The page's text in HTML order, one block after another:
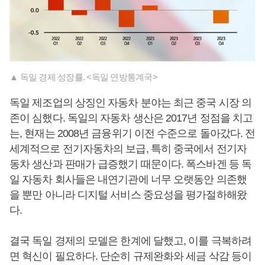
▲ 독일 경제 성장률. <독일 연방통계국>
독일 제조업의 상징인 자동차 분야는 최근 중국 시장 의
존이 심했다. 독일의 자동차 생산은 2017년 정점을 치고
는, 현재는 2008년 금융위기 이전 수준으로 돌아갔다. 전
세계적으로 전기자동차의 보급, 특히 중국에서 전기자
동차 생산과 판매가 급증했기 때문이다. 폭스바겐 등 독
일 자동차 회사들은 내연기관에 너무 오랫동안 의존했
을 뿐만 아니라 디지털 서비스 중요성을 평가절하해왔
다.
결국 독일 경제의 모델은 한계에 달했고, 이를 극복하려
면 혁신이 필요하다. 단순히 규제완화와 세금 삭감 등이